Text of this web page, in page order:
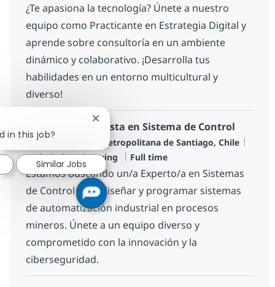
¿Te apasiona la tecnología? Únete a nuestro
equipo como Practicante en Estrategia Digital y
aprende sobre consultoría en un ambiente
dinámico y colaborativo. ¡Desarrolla tus
habilidades en un entorno multicultural y
diverso!
Experto/Especialista en Sistema de Control
Location
Santiago, Region Metropolitana de Santiago, Chile
Technical Engineering
Job Type
Full time
Estamos buscando un/a Experto/a en Sistemas
de Control para diseñar y programar sistemas
de automatización industrial en procesos
mineros. Únete a un equipo diverso y
comprometido con la innovación y la
ciberseguridad.
in this job?
Close chatbot notification
Similar Jobs